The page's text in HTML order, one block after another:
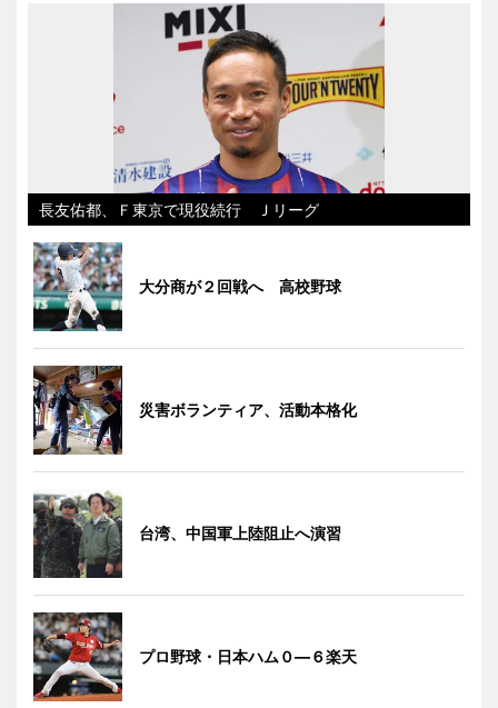
長友佑都、Ｆ東京で現役続行 Ｊリーグ
大分商が２回戦へ 高校野球
災害ボランティア、活動本格化
台湾、中国軍上陸阻止へ演習
プロ野球・日本ハム０―６楽天